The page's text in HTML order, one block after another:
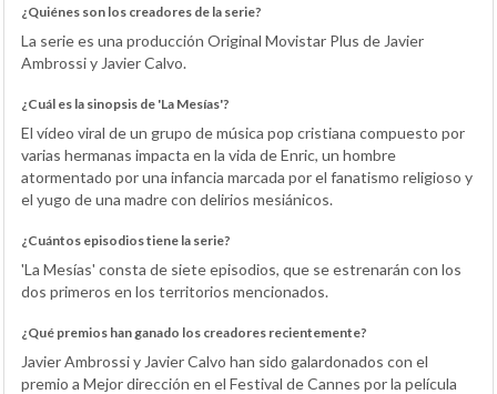
¿Quiénes son los creadores de la serie?
La serie es una producción Original Movistar Plus de Javier
Ambrossi y Javier Calvo.
¿Cuál es la sinopsis de 'La Mesías'?
El vídeo viral de un grupo de música pop cristiana compuesto por
varias hermanas impacta en la vida de Enric, un hombre
atormentado por una infancia marcada por el fanatismo religioso y
el yugo de una madre con delirios mesiánicos.
¿Cuántos episodios tiene la serie?
'La Mesías' consta de siete episodios, que se estrenarán con los
dos primeros en los territorios mencionados.
¿Qué premios han ganado los creadores recientemente?
Javier Ambrossi y Javier Calvo han sido galardonados con el
premio a Mejor dirección en el Festival de Cannes por la película